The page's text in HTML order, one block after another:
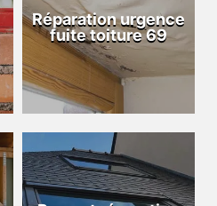
Réparation urgence
fuite toiture 69